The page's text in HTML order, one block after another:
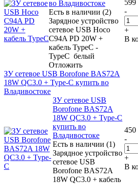
во Владивостоке
Есть в наличии (2)
Зарядное устройство
сетевое USB Hoco
C94A PD 20W +
кабель TypeC -
TypeC белый
Отложить
599
-
+
В
ЗУ сетевое USB Borofone BAS72A
18W QC3.0 + Type-C купить во
Владивостоке
ЗУ сетевое USB
Borofone BAS72A
18W QC3.0 + Type-C
купить во
Владивостоке
Есть в наличии (1)
Зарядное устройство
сетевое USB
Borofone BAS72A
18W QC3.0 + кабель
450
-
+
В